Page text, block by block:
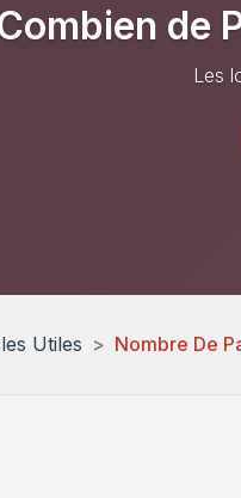
de
Les
Utiles Nombre De